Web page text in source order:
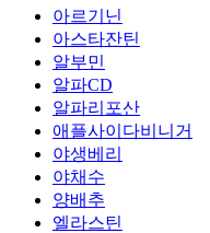
아르기닌
아스타잔틴
알부민
알파CD
알파리포산
애플사이다비니거
야생베리
야채수
양배추
엘라스틴